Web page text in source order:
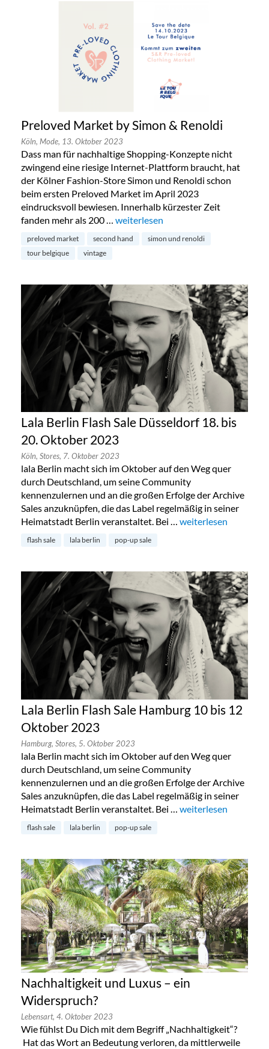
Preloved Market by Simon & Renoldi
Köln, Mode, 13. Oktober 2023
Dass man für nachhaltige Shopping-Konzepte nicht
zwingend eine riesige Internet-Plattform braucht, hat
der Kölner Fashion-Store Simon und Renoldi schon
beim ersten Preloved Market im April 2023
eindrucksvoll bewiesen. Innerhalb kürzester Zeit
fanden mehr als 200 … „Preloved Market by Simon &
weiterlesen
preloved market second hand
simon und renoldi
tour belgique
vintage
Lala Berlin Flash Sale Düsseldorf 18. bis
20. Oktober 2023
Köln, Stores, 7. Oktober 2023
lala Berlin macht sich im Oktober auf den Weg quer
durch Deutschland, um seine Community
kennenzulernen und an die großen Erfolge der Archive
Sales anzuknüpfen, die das Label regelmäßig in seiner
Heimatstadt Berlin veranstaltet. Bei … „Lala Berlin Flash
weiterlesen
flash sale lala berlin pop-up sale
Lala Berlin Flash Sale Hamburg 10 bis 12
Oktober 2023
Hamburg, Stores, 5. Oktober 2023
lala Berlin macht sich im Oktober auf den Weg quer
durch Deutschland, um seine Community
kennenzulernen und an die großen Erfolge der Archive
Sales anzuknüpfen, die das Label regelmäßig in seiner
Heimatstadt Berlin veranstaltet. Bei … „Lala Berlin Flash
weiterlesen
flash sale lala berlin pop-up sale
Nachhaltigkeit und Luxus – ein
Widerspruch?
Lebensart, 4. Oktober 2023
Wie fühlst Du Dich mit dem Begriff „Nachhaltigkeit“?
Hat das Wort an Bedeutung verloren, da mittlerweile